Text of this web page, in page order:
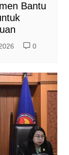
Bantu
0